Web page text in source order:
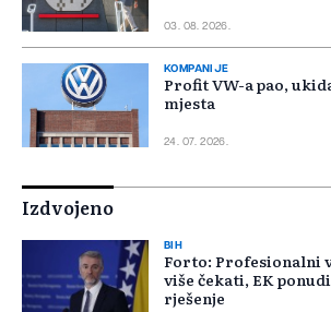
03. 08. 2026.
KOMPANIJE
Profit VW-a pao,
mjesta
24. 07. 2026.
Izdvojeno
BIH
Forto: Profesionalni
više čekati, EK
rješenje